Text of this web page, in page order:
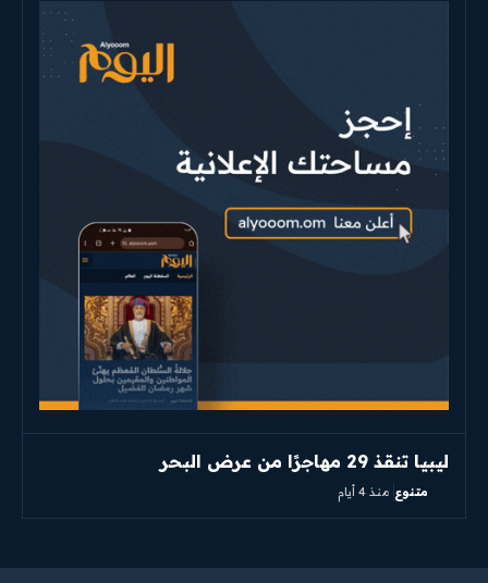
ليبيا تنقذ 29 مهاجرًا من عرض البحر
متنوع منذ 4 أيام